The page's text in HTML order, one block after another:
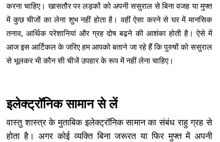
करना चाहिए। खासतौर पर लड़कों को अपनी ससुराल से बिना वजह या मुफ्त
में कुछ चीजों का लेना शुभ नहीं होता है। वहीं ऐसा करने से घर में मानसिक
तनाव, आर्थिक परेशानियां और ग्रह दोष बढ़ने की आशंका होती है। ऐसे में
आज इस आर्टिकल के जरिए हम आपको बताने जा रहे हैं कि पुरुषों को ससुराल
से भूलकर भी कौन सी चीजें उपहार के रूप में नहीं लेना चाहिए।
इलेक्ट्रॉनिक सामान से लें
वास्तु शास्त्र के मुताबिक इलेक्ट्रॉनिक सामान का संबंध राहु ग्रह से
होता है। अगर कोई व्यक्ति बिना जरूरत या फिर मुफ्त में अपनी